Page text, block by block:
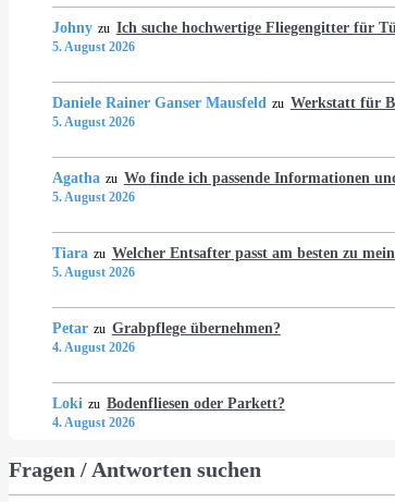
Johny zu Ich suche hochwertige Fliegengitter für
5. August 2026
Daniele Rainer Ganser Mausfeld zu Werkstatt für
5. August 2026
Agatha zu Wo finde ich passende Informationen
5. August 2026
Tiara zu Welcher Entsafter passt am besten zu
5. August 2026
Petar zu Grabpflege übernehmen?
4. August 2026
Loki zu Bodenfliesen oder Parkett?
4. August 2026
Fragen / Antworten suchen